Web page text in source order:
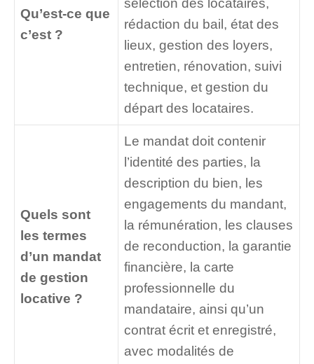
Qu’est-ce que
c’est ?
rédaction du bail, état des
lieux, gestion des loyers,
entretien, rénovation, suivi
technique, et gestion du
départ des locataires.
Quels sont
les termes
d’un mandat
de gestion
locative ?
Le mandat doit contenir
l’identité des parties, la
description du bien, les
engagements du mandant,
la rémunération, les clauses
de reconduction, la garantie
financière, la carte
professionnelle du
mandataire, ainsi qu’un
contrat écrit et enregistré,
avec modalités de